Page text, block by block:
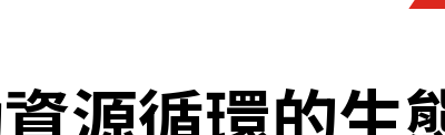
源循環的生